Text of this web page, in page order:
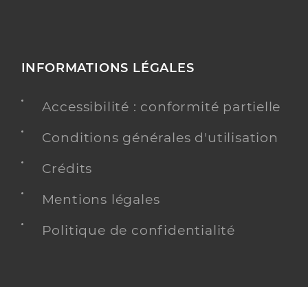
INFORMATIONS LÉGALES
Accessibilité : conformité partielle
Conditions générales d'utilisation
Crédits
Mentions légales
Politique de confidentialité